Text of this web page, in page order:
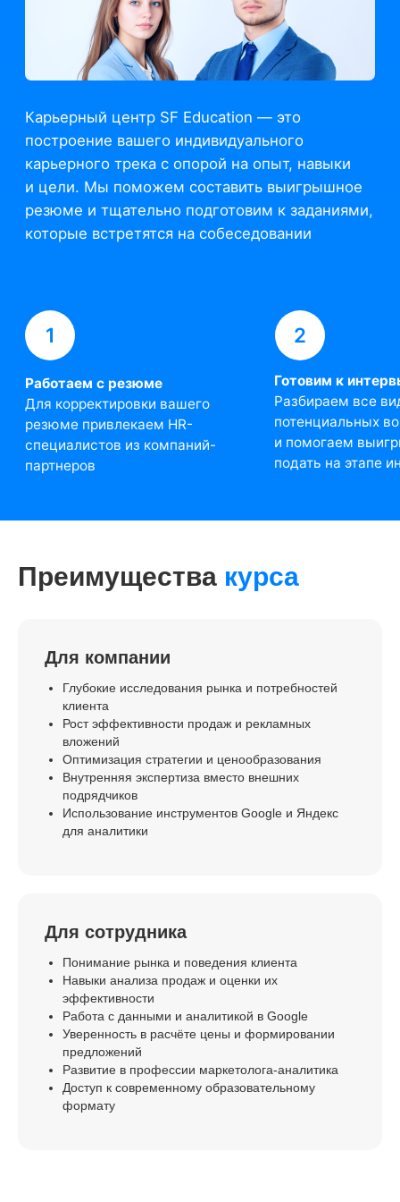
Преимущества курса
Для компании
Глубокие исследования рынка и потребностей
клиента
Рост эффективности продаж и рекламных
вложений
Оптимизация стратегии и ценообразования
Внутренняя экспертиза вместо внешних
подрядчиков
Использование инструментов Google и Яндекс
для аналитики
Для сотрудника
Понимание рынка и поведения клиента
Навыки анализа продаж и оценки их
эффективности
Работа с данными и аналитикой в Google
Уверенность в расчёте цены и формировании
предложений
Развитие в профессии маркетолога-аналитика
Доступ к современному образовательному
формату